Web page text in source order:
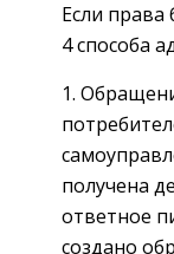
Если
4 способа
получена
ответное
создано